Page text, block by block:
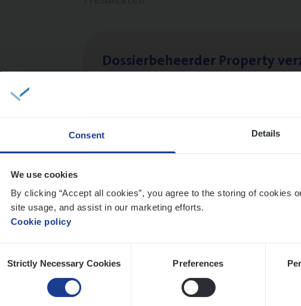
Consent Details
We use cookies
By clicking “Accept all cookies”, you agree to the storing of cookies
site usage, and assist in our marketing efforts.
Cookie policy
Selection
Strictly Necessary Cookies Preferences
Dos­sier­be­heer­der Pro­per­ty